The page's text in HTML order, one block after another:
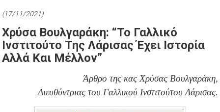
(17/11/2021)
Χρύσα Βουλγαράκη: “Το Γαλλικό
Ινστιτούτο Της Λάρισας Έχει Ιστορία
Αλλά Και Μέλλον”
Άρθρο της κας Χρύσας Βουλγαράκη,
Διευθύντριας του Γαλλικού Ινστιτούτου Λάρισας.